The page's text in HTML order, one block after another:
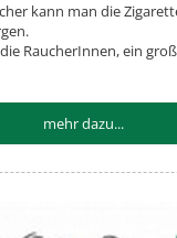
kann man die
RaucherInnen, ein
mehr dazu...